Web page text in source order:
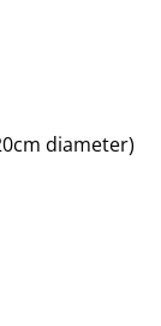
diameter)